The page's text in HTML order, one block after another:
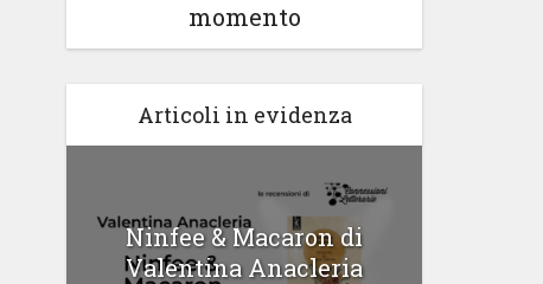
momento
Articoli in evidenza
Ninfee & Macaron di
Valentina Anacleria